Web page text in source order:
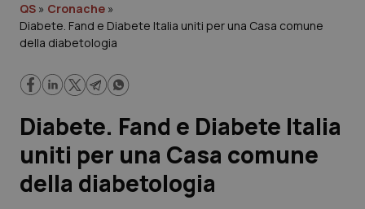
Governo e Parlamento
Regioni e Asl
Lavoro e Professioni
Scienza e Farmaci
Studi e Analisi
QS » Cronache »
Diabete. Fand e Diabete Italia uniti per una Casa comune
della diabetologia
Diabete. Fand e Diabete Italia
uniti per una Casa comune
della diabetologia